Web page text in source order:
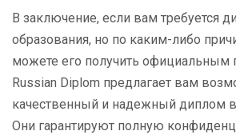
В заключение, если вам требуется
образования, но по каким-либо
можете его получить официальным
Russian Diplom предлагает вам
качественный и надежный диплом в
Они гарантируют полную